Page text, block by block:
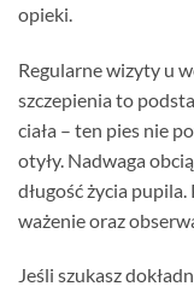
opieki.
Regularne wizyty u
szczepienia to
ciała – ten pies nie
otyły. Nadwaga
długość życia
ważenie oraz
Jeśli szukasz